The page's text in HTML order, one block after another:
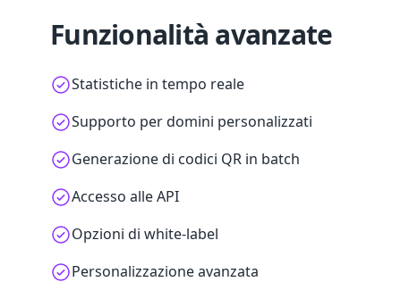
Funzionalità avanzate
Statistiche in tempo reale
Supporto per domini personalizzati
Generazione di codici QR in batch
Accesso alle API
Opzioni di white-label
Personalizzazione avanzata